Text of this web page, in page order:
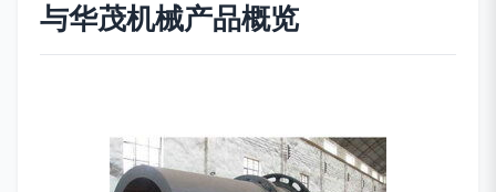
与华茂机械产品概览